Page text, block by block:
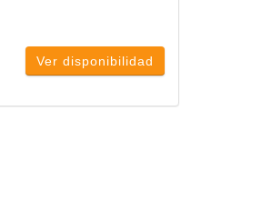
Ver disponibilidad